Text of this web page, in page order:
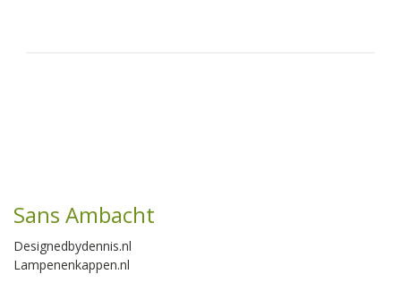
Sans Ambacht
Designedbydennis.nl
Lampenenkappen.nl